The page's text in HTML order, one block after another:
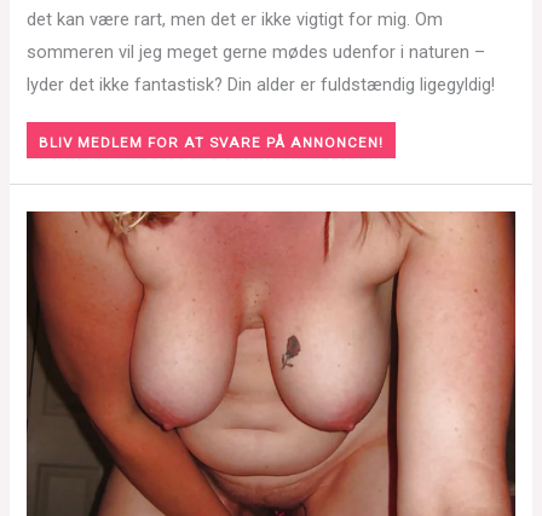
det kan være rart, men det er ikke vigtigt for mig. Om
sommeren vil jeg meget gerne mødes udenfor i naturen –
lyder det ikke fantastisk? Din alder er fuldstændig ligegyldig!
BLIV MEDLEM FOR AT SVARE PÅ ANNONCEN!